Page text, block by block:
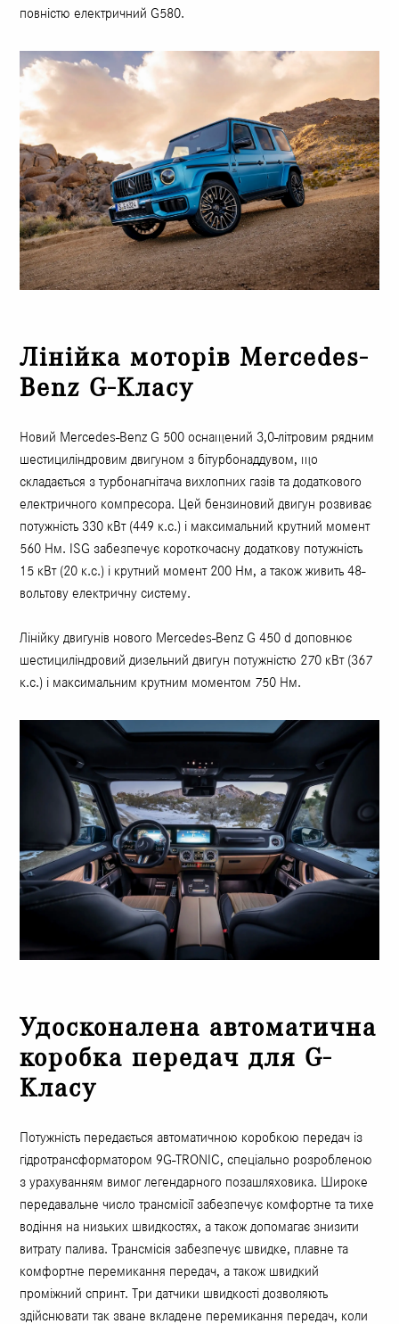
повністю електричний G580.
Лінійка моторів Mercedes-
Benz G-Класу
Новий Mercedes-Benz G 500 оснащений 3,0-літровим рядним
шестициліндровим двигуном з бітурбонаддувом, що
складається з турбонагнітача вихлопних газів та додаткового
електричного компресора. Цей бензиновий двигун розвиває
потужність 330 кВт (449 к.с.) і максимальний крутний момент
560 Нм. ISG забезпечує короткочасну додаткову потужність
15 кВт (20 к.с.) і крутний момент 200 Нм, а також живить 48-
вольтову електричну систему.
Лінійку двигунів нового Mercedes-Benz G 450 d доповнює
шестициліндровий дизельний двигун потужністю 270 кВт (367
к.с.) і максимальним крутним моментом 750 Нм.
Удосконалена автоматична
коробка передач для G-
Класу
Потужність передається автоматичною коробкою передач із
гідротрансформатором 9G-TRONIC, спеціально розробленою
з урахуванням вимог легендарного позашляховика. Широке
передавальне число трансмісії забезпечує комфортне та тихе
водіння на низьких швидкостях, а також допомагає знизити
витрату палива. Трансмісія забезпечує швидке, плавне та
комфортне перемикання передач, а також швидкий
проміжний спринт. Три датчики швидкості дозволяють
здійснювати так зване вкладене перемикання передач, коли